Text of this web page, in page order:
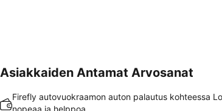
Asiakkaiden Antamat Arvosanat
Firefly autovuokraamon auton palautus kohteessa
nopeaa ja helppoa